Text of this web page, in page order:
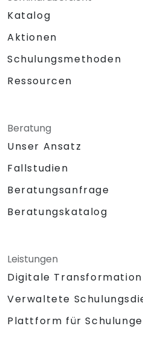
Katalog
Aktionen
Schulungsmethoden
Ressourcen
Beratung
Unser Ansatz
Fallstudien
Beratungsanfrage
Beratungskatalog
Leistungen
Digitale Transformation
Verwaltete
Plattform für